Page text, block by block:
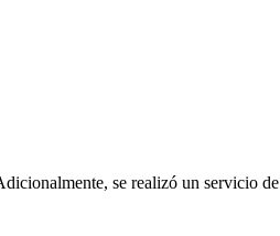
se realizó un servicio